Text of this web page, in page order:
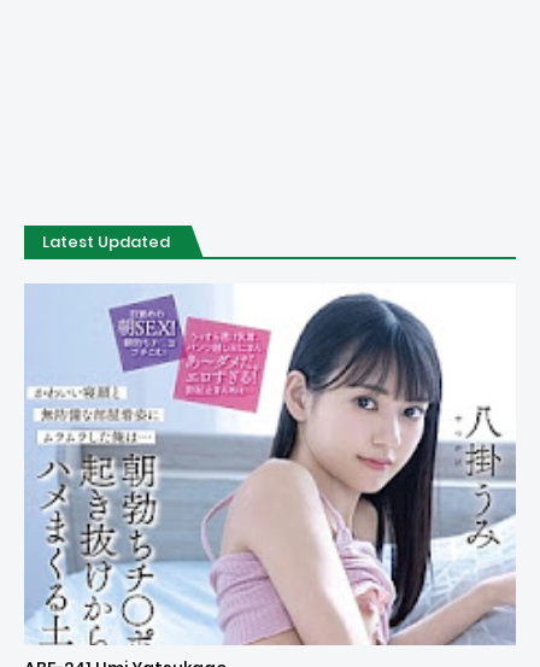
Latest Updated
Uncensored